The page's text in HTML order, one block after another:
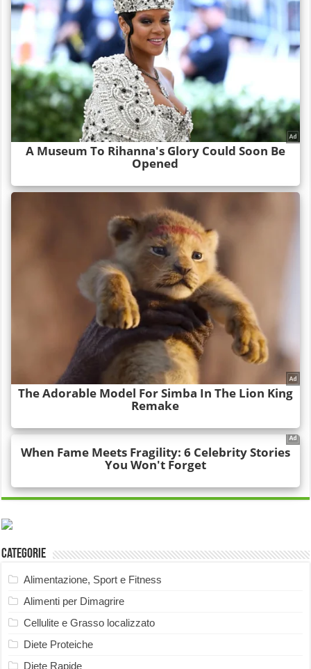
Categorie
Alimentazione, Sport e Fitness
Alimenti per Dimagrire
Cellulite e Grasso localizzato
Diete Proteiche
Diete Rapide